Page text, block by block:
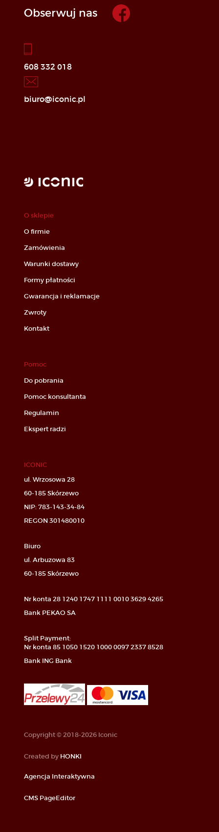
Obserwuj nas
608 332 018
biuro@iconic.pl
O sklepie
O firmie
Zamówienia
Warunki dostawy
Formy płatności
Gwarancja i reklamacje
Zwroty
Kontakt
Pomoc
Do pobrania
Pomoc konsultanta
Regulamin
Ekspert radzi
ICONIC
ul. Wrzosowa 28
60-185 Skórzewo
NIP: 783-143-34-84
REGON 301480010
Biuro
ul. Arbuzowa 83
60-185 Skórzewo
Nr konta 28 1240 1747 1111 0010 3629 4265
Bank PEKAO SA
Split Payment:
Nr konta 85 1050 1520 1000 0097 2337 8528
Bank ING Bank
Copyright © 2018-2026 Iconic
Created by HONKI
Agencja Interaktywna
CMS PageEditor